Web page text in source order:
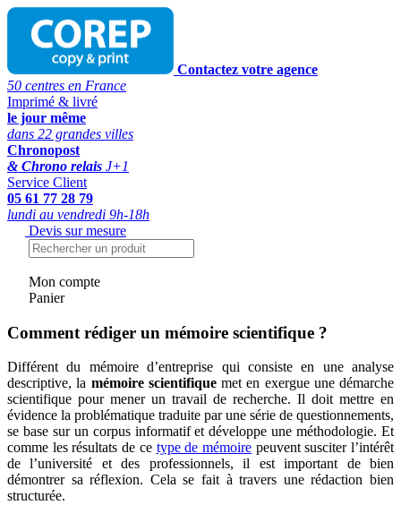
Contactez votre agence
50 centres en France
Imprimé & livré
le jour même
dans 22 grandes villes
Chronopost
& Chrono relais J+1
Service Client
05 61 77 28 79
lundi au vendredi 9h-18h
Devis sur mesure
Mon compte
Panier
Comment rédiger un mémoire scientifique ?
Différent du mémoire d’entreprise qui consiste en une analyse
descriptive, la mémoire scientifiquemet en exergue une démarche
scientifique pour mener un travail de recherche. Il doit mettre en
évidence la problématique traduite par une série de questionnements,
se base sur un corpus informatif et développe une méthodologie. Et
comme les résultats de ce type de mémoirepeuvent susciter l’intérêt
de l’université et des professionnels, il est important de bien
démontrer sa réflexion. Cela se fait à travers une rédaction bien
structurée.